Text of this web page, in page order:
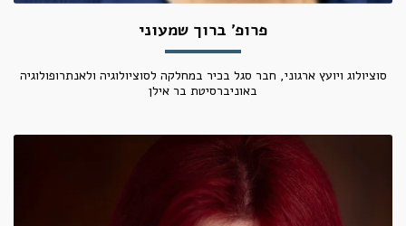
פרופ' ברוך שמעוני
סוציולוג ויועץ ארגוני, חבר סגל בכיר במחלקה לסוציולוגיה ולאנתרופולוגיה
באוניברסיטת בר אילן